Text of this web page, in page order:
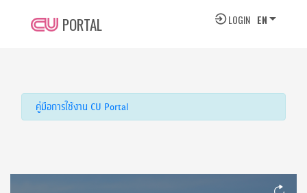
PORTAL EN
LOGIN
SIGN IN TO YOUR ACCOUNT
คู่มือการใช้งาน CU Portal